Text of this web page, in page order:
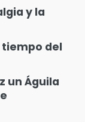
y la
del
un Águila